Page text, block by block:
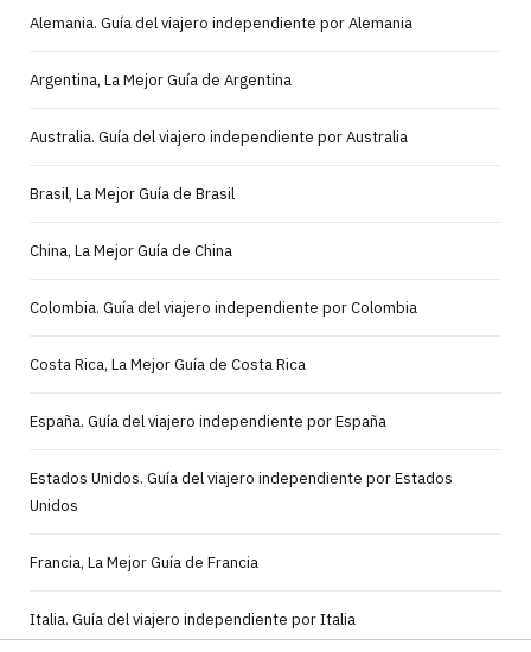
Alemania. Guía del viajero independiente por Alemania
Argentina, La Mejor Guía de Argentina
Australia. Guía del viajero independiente por Australia
Brasil, La Mejor Guía de Brasil
China, La Mejor Guía de China
Colombia. Guía del viajero independiente por Colombia
Costa Rica, La Mejor Guía de Costa Rica
España. Guía del viajero independiente por España
Estados Unidos. Guía del viajero independiente por Estados
Unidos
Francia, La Mejor Guía de Francia
Italia. Guía del viajero independiente por Italia